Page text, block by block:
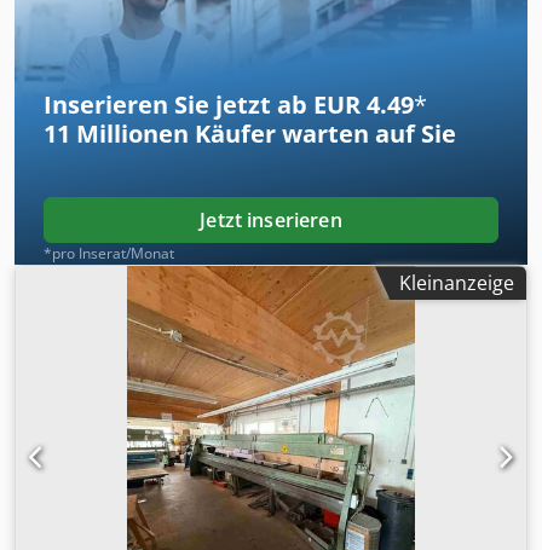
Inserieren Sie jetzt ab EUR 4.49*
11 Millionen Käufer warten auf Sie
Jetzt inserieren
*pro Inserat/Monat
Kleinanzeige